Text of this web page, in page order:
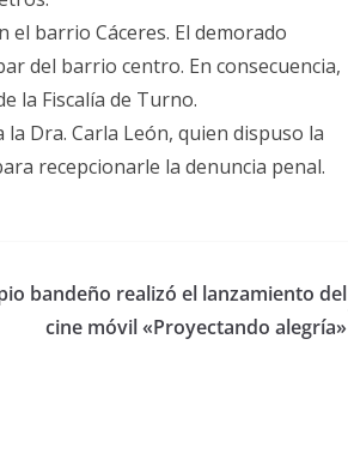
el barrio Cáceres. El demorado
del barrio centro. En consecuencia,
la Fiscalía de Turno.
Dra. Carla León, quien dispuso la
recepcionarle la denuncia penal.
bandeño realizó el lanzamiento del
cine móvil «Proyectando alegría»